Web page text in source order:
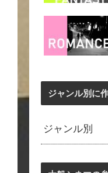
ジャンル別に
ジャンル別